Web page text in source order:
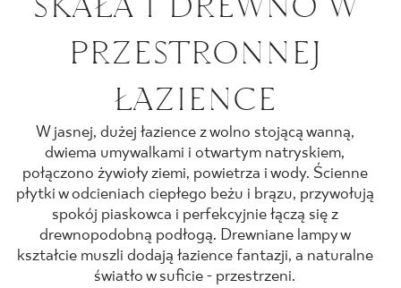
PRODUKTY
KOLEKCJE
DLA BIZNESU
BLOG
PRZESTRONNEJ
ŁAZIENCE
W jasnej, dużej łazience z wolno stojącą wanną,
dwiema umywalkami i otwartym natryskiem,
połączono żywioły ziemi, powietrza i wody. Ścienne
płytki w odcieniach ciepłego beżu i brązu, przywołują
spokój piaskowca i perfekcyjnie łączą się z
drewnopodobną podłogą. Drewniane lampy w
kształcie muszli dodają łazience fantazji, a naturalne
światło w suficie - przestrzeni.